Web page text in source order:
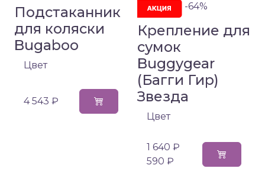
Подстаканник
для коляски
Bugaboo
Цвет
4 543 ₽
-64%
Крепление для
сумок
Buggygear
(Багги Гир)
Звезда
Цвет
1 640 ₽
590 ₽